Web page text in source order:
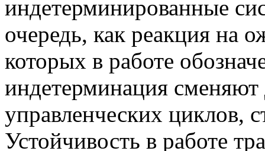
индетерминированные
очередь, как реакция на
которых в работе
индетерминация сменяют
управленческих циклов,
Устойчивость в работе